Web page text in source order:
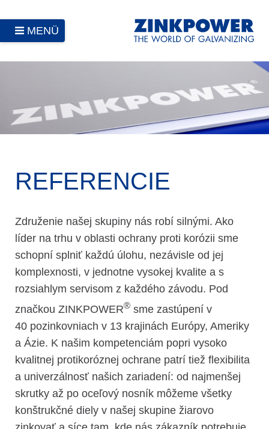
MENÜ
REFERENCIE
Združenie našej skupiny nás robí silnými. Ako
líder na trhu v oblasti ochrany proti korózii sme
schopní splniť každú úlohu, nezávisle od jej
komplexnosti, v jednotne vysokej kvalite a s
rozsiahlym servisom z každého závodu. Pod
značkou ZINKPOWER® sme zastúpení v
40 pozinkovniach v 13 krajinách Európy, Ameriky
a Ázie. K našim kompetenciám popri vysoko
kvalitnej protikoróznej ochrane patrí tiež flexibilita
a univerzálnosť našich zariadení: od najmenšej
skrutky až po oceľový nosník môžeme všetky
konštrukčné diely v našej skupine žiarovo